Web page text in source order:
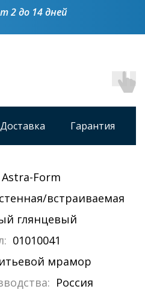
2 до 14 дней
Доставка Гарантия
Astra-Form
встраиваемая
глянцевый
01010041
мрамор
Россия